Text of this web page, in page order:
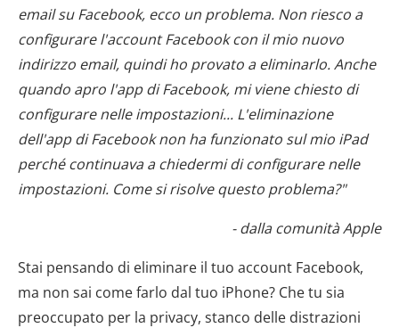
email su Facebook, ecco un problema. Non riesco a
configurare l'account Facebook con il mio nuovo
indirizzo email, quindi ho provato a eliminarlo. Anche
quando apro l'app di Facebook, mi viene chiesto di
configurare nelle impostazioni... L'eliminazione
dell'app di Facebook non ha funzionato sul mio iPad
perché continuava a chiedermi di configurare nelle
impostazioni. Come si risolve questo problema?"
- dalla comunità Apple
Stai pensando di eliminare il tuo account Facebook,
ma non sai come farlo dal tuo iPhone? Che tu sia
preoccupato per la privacy, stanco delle distrazioni